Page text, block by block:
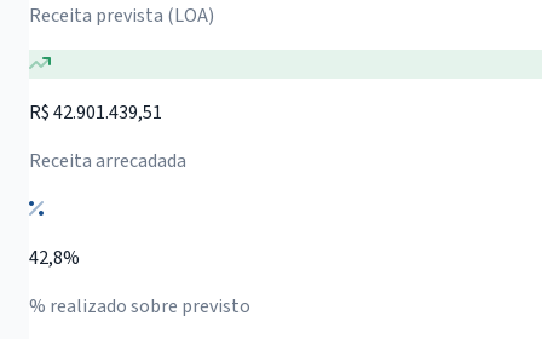
Receita prevista (LOA)
R$ 42.901.439,51
Receita arrecadada
42,8%
% realizado sobre previsto